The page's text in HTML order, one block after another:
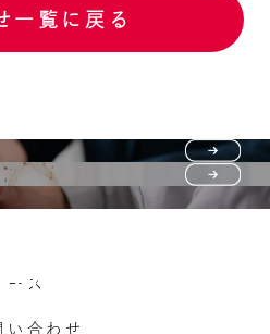
一覧に戻る
ース
い合わせ